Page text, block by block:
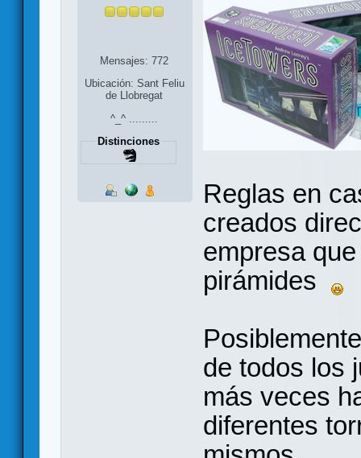
Mensajes: 772
Ubicación: Sant Feliu
de Llobregat
^_^ .........
Distinciones
Reglas en
creados
empresa
pirámides
de todos los
más veces
diferentes